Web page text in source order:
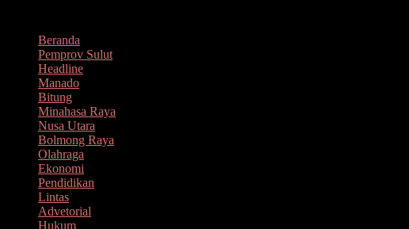
kontenBeranda
Pemprov Sulut
Headline
Manado
Bitung
Minahasa Raya
Nusa Utara
Bolmong Raya
Olahraga
Ekonomi
Pendidikan
Lintas
Advetorial
Hukum